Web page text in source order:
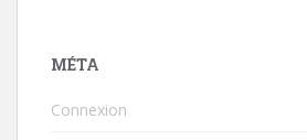
MÉTA
Connexion